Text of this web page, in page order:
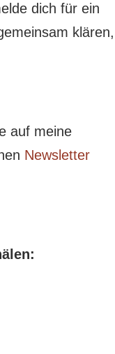
dich für ein
klären,
auf meine
Newsletter